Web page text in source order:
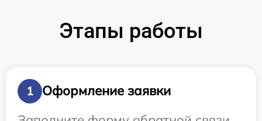
Этапы работы
1
Оформление заявки